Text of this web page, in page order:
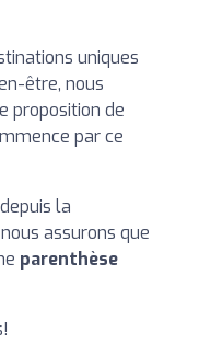
uniques
être, nous
proposition de
par ce
la
assurons que
parenthèse